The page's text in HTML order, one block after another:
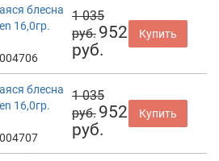
блесна
16,0гр.
1 035
руб. 952
руб.
Купить
блесна
16,0гр.
1 035
руб. 952
руб.
Купить